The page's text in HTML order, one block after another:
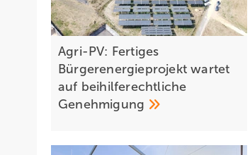
Agri-PV: Fertiges
Bürgerenergieprojekt wartet
auf beihilferechtliche
Genehmigung